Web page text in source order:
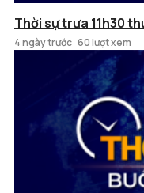
Thời sự trưa 11h30
4 ngày trước 60 lượt xem